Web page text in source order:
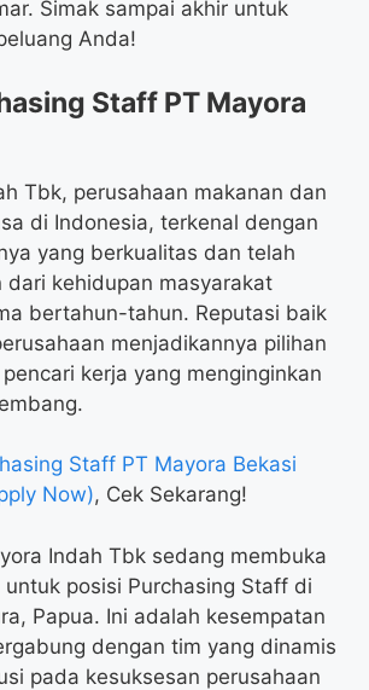
Simak sampai akhir untuk
Anda!
Staff PT Mayora
Tbk, perusahaan makanan dan
di Indonesia, terkenal dengan
yang berkualitas dan telah
dari kehidupan masyarakat
bertahun-tahun. Reputasi baik
menjadikannya pilihan
kerja yang menginginkan
Staff PT Mayora Bekasi
Now), Cek Sekarang!
Indah Tbk sedang membuka
posisi Purchasing Staff di
Papua. Ini adalah kesempatan
dengan tim yang dinamis
pada kesuksesan perusahaan